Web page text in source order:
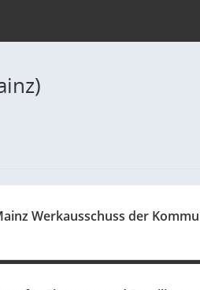
Werkausschuss der